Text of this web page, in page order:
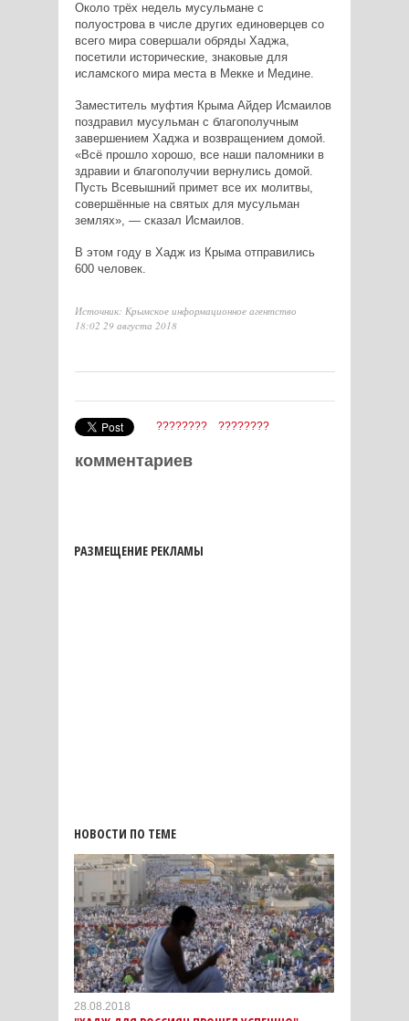
Около трёх недель мусульмане с
полуострова в числе других единоверцев со
всего мира совершали обряды Хаджа,
посетили исторические, знаковые для
исламского мира места в Мекке и Медине.
Заместитель муфтия Крыма Айдер Исмаилов
поздравил мусульман с благополучным
завершением Хаджа и возвращением домой.
«Всё прошло хорошо, все наши паломники в
здравии и благополучии вернулись домой.
Пусть Всевышний примет все их молитвы,
совершённые на святых для мусульман
землях», — сказал Исмаилов.
В этом году в Хадж из Крыма отправились
600 человек.
Источник: Крымское информационное агентство
18:02 29 августа 2018
???????? ????????
комментариев
РАЗМЕЩЕНИЕ РЕКЛАМЫ
НОВОСТИ ПО ТЕМЕ
28.08.2018